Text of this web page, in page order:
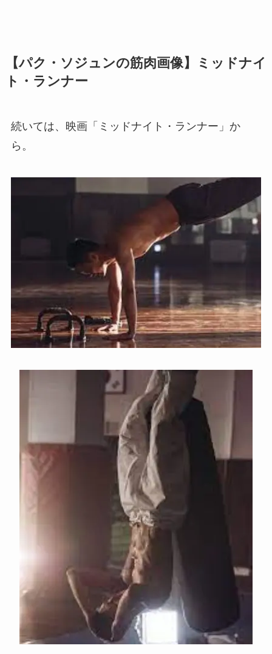
【パク・ソジュンの筋肉画像】ミッドナイ
ト・ランナー
続いては、映画「ミッドナイト・ランナー」か
ら。